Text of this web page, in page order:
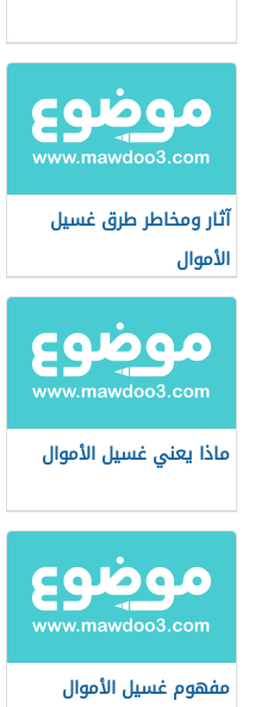
آثار ومخاطر طرق غسيل
الأموال
ماذا يعني غسيل الأموال
مفهوم غسيل الأموال